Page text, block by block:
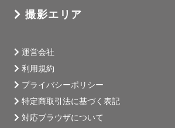
撮影エリア
運営会社
利用規約
プライバシーポリシー
特定商取引法に基づく表記
対応ブラウザについて